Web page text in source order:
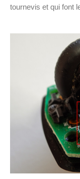
tournevis et qui font